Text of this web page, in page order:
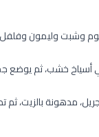
وشبت وليمون وفلفل
خشب، ثم يوضع
مدهونة بالزيت، ثم